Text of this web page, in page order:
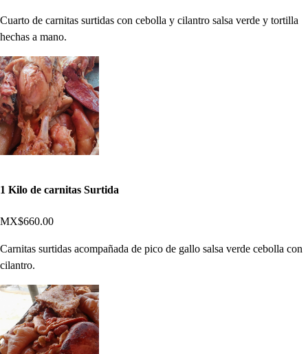
Cuarto de carnitas surtidas con cebolla y cilantro salsa verde y tortilla
hechas a mano.
1 Kilo de carnitas Surtida
MX$660.00
Carnitas surtidas acompañada de pico de gallo salsa verde cebolla con
cilantro.